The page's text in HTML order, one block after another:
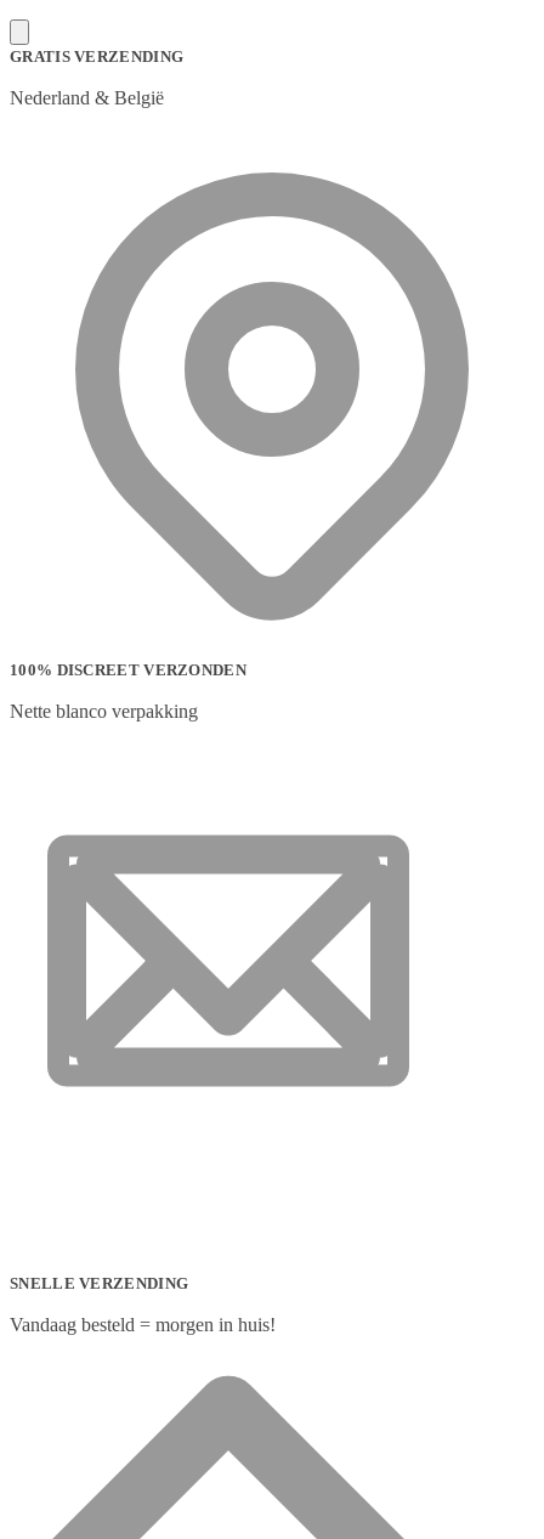
GRATIS VERZENDING
Nederland & België
100% DISCREET VERZONDEN
Nette blanco verpakking
SNELLE VERZENDING
Vandaag besteld = morgen in huis!